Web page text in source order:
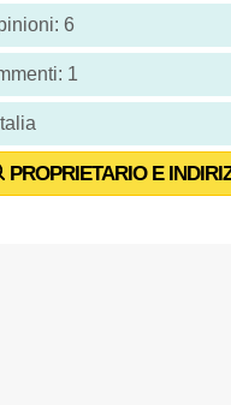
6
1
PROPRIETARIO E